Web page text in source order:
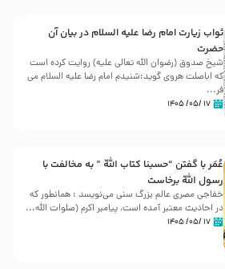
ثواب زیارت امام رضا علیه السلام در بیان آن
حضرت
شیخ صدوق (رضوان الله تعالی علیه) روایت کرده است
که اباصلت هروی گوید:شنیدم امام رضا علیه السلام می
فر...
۱۷ /۰۵/ ۱۴۰۵
عُمَر با گفتن “حسبنا كتاب اللّه ” به مخالفت با
رسول اللّه برخاست
خفاجی مصری عالم بزرگ سنی می‌نویسد : همانطور که
در احادیث معتبر آمده است، پیامبر اکرم (صلوات اللّه...
۱۷ /۰۵/ ۱۴۰۵